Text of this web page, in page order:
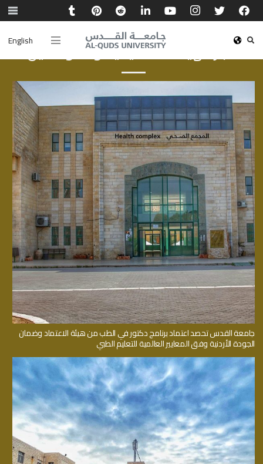
Englishأخبار الهيئة الأكاديمية والموظفين
جامعة القدس تحصد اعتماد برنامج دكتور في الطب من هيئة الاعتماد وضمان
الجودة الأردنية وفق المعايير العالمية للتعليم الطبي